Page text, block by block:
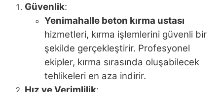
Güvenlik:
Yenimahalle beton kırma ustası
hizmetleri, kırma işlemlerini güvenli bir
şekilde gerçekleştirir. Profesyonel
ekipler, kırma sırasında oluşabilecek
tehlikeleri en aza indirir.
Hız ve Verimlilik: